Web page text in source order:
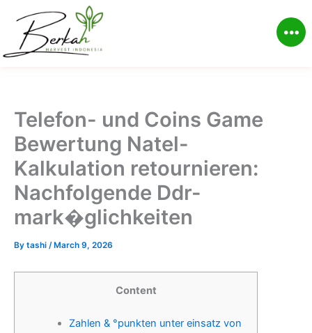
content
Telefon- und Coins Game
Bewertung Natel-
Kalkulation retournieren:
Nachfolgende Ddr-
mark�glichkeiten
By tashi /March 9, 2026
Content
Zahlen & °punkten unter einsatz von